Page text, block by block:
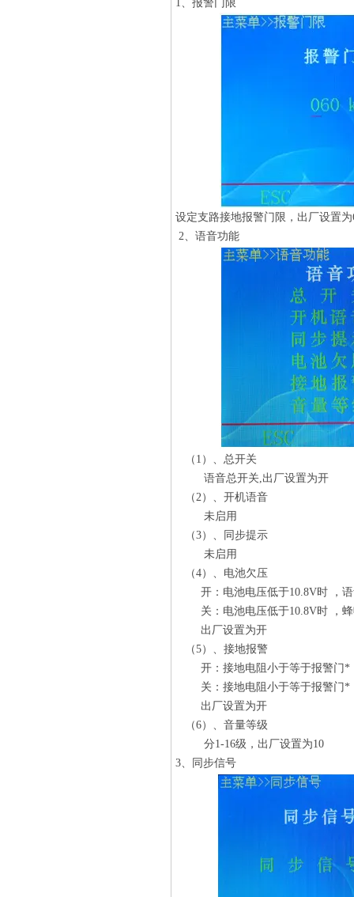
1、报警门限
设定支路接地报警门限，出厂设置
2、语音功能
（1）、总开关
语音总开关,出厂设置为开
（2）、开机语音
未启用
（3）、同步提示
未启用
（4）、电池欠压
开：电池电压低于10.8V时 ，语
关：电池电压低于10.8V时 ，蜂
出厂设置为开
（5）、接地报警
开：接地电阻小于等于报警门*
关：接地电阻小于等于报警门*
出厂设置为开
（6）、音量等级
分1-16级，出厂设置为10
3、同步信号